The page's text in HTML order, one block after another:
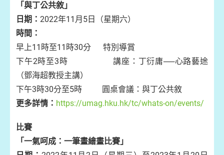
「與丁公共敘」
日期： 2022年11月5日（星期六）
時間：
早上11時至11時30分 特別導賞
下午2時至3時 講座：丁衍庸──心路藝途
（鄧海超教授主講）
下午3時30分至5時 圓桌會議：與丁公共敘
更多詳情： https://umag.hku.hk/tc/whats-on/events/
比賽
「一氣呵成：一筆畫繪畫比賽」